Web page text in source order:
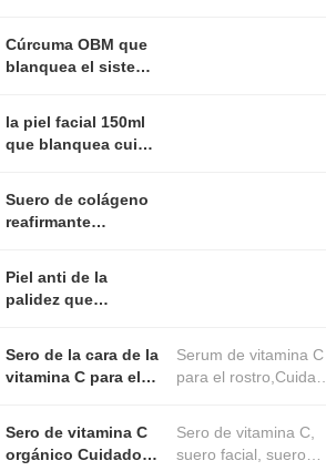
práctico inofensivo
de la estupidez anti
Cúrcuma OBM que
blanquea el sistema
tóxicos del cuidado
de la cara del acné
la piel facial 150ml
que blanquea cuida
hidratar
Suero de colágeno
reafirmante
antienvejecimiento
inofensivo
Piel anti de la
palidez que
50g Multiscene
Sero de la cara de la
vitamina C para el
antienvejecimiento
Sero de vitamina C
Serum de vitamina C
para el rostro,Cuidado
vitamina C para el
rostro
Sero de vitamina C
orgánico Cuidado
Sero de vitamina C,
suero facial, suero